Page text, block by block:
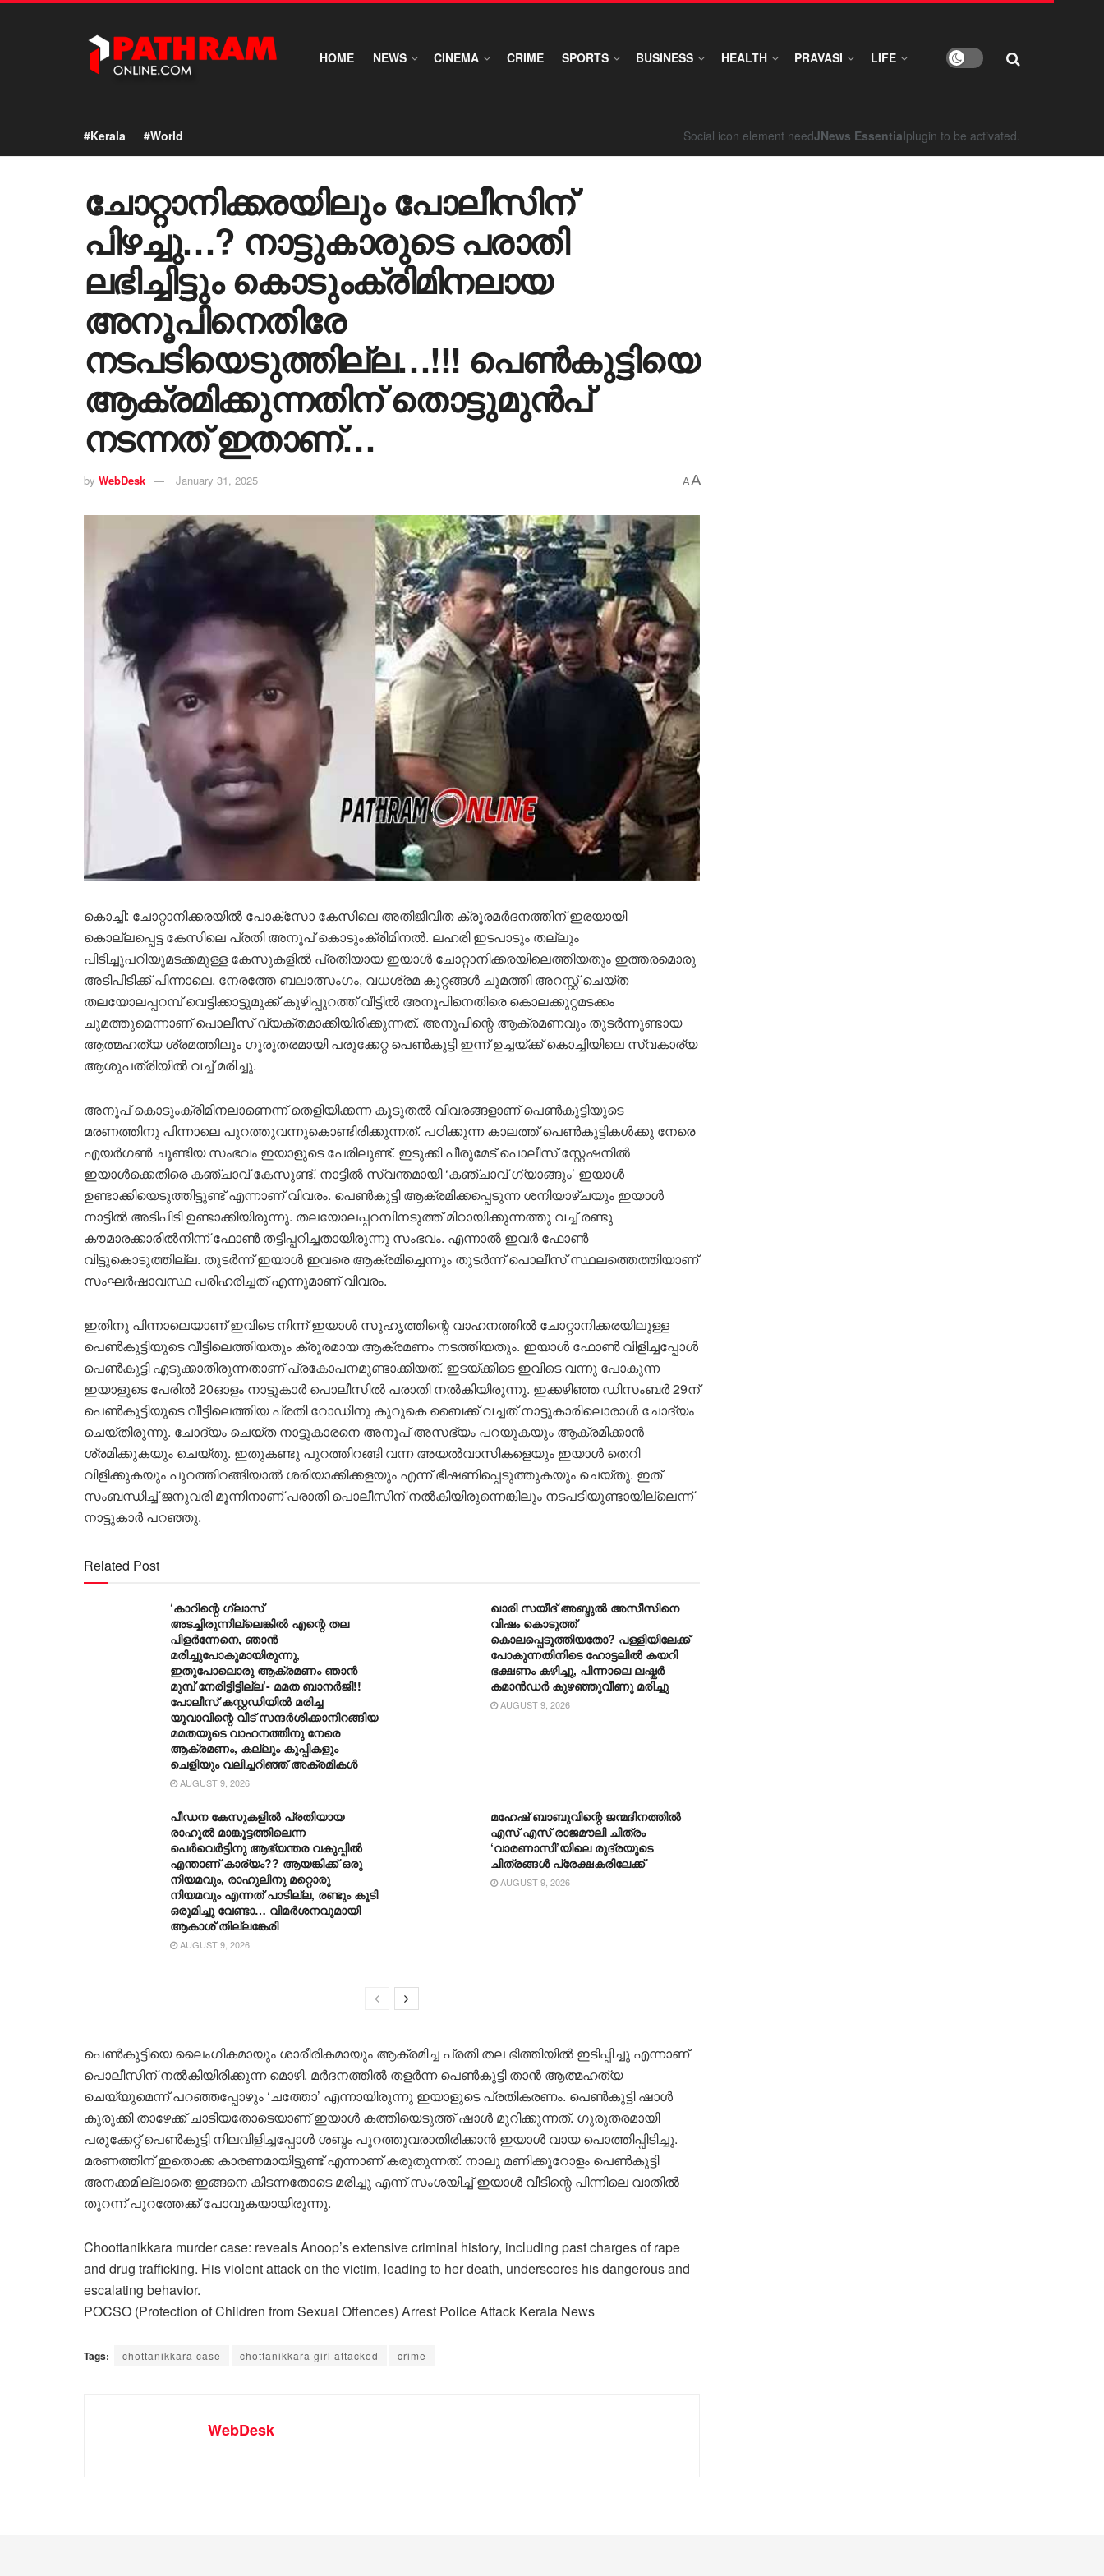
HOME NEWS CINEMA CRIME SPORTS BUSINESS HEALTH PRAVASI LIFE
#Kerala #World Social icon element needJNews Essentialplugin to be activated.
ചോറ്റാനിക്കരയിലും പോലീസിന്
പിഴച്ചു…? നാട്ടുകാരുടെ പരാതി
ലഭിച്ചിട്ടും കൊടുംക്രിമിനലായ
അനൂപിനെതിരേ
നടപടിയെടുത്തില്ല…!!! പെൺകുട്ടിയെ
ആക്രമിക്കുന്നതിന് തൊട്ടുമുൻപ്
നടന്നത് ഇതാണ്…
by WebDesk January 31, 2025 AA
കൊച്ചി: ചോറ്റാനിക്കരയിൽ പോക്സോ കേസിലെ അതിജീവിത ക്രൂരമർദനത്തിന് ഇരയായി
കൊല്ലപ്പെട്ട കേസിലെ പ്രതി അനൂപ് കൊടുംക്രിമിനൽ. ലഹരി ഇടപാടും തല്ലും
പിടിച്ചുപറിയുമടക്കമുള്ള കേസുകളിൽ പ്രതിയായ ഇയാൾ ചോറ്റാനിക്കരയിലെത്തിയതും ഇത്തരമൊരു
അടിപിടിക്ക് പിന്നാലെ. നേരത്തേ ബലാത്സംഗം, വധശ്രമ കുറ്റങ്ങൾ ചുമത്തി അറസ്റ്റ് ചെയ്ത
തലയോലപ്പറമ്പ് വെട്ടിക്കാട്ടുമുക്ക് കുഴിപ്പുറത്ത് വീട്ടിൽ അനൂപിനെതിരെ കൊലക്കുറ്റമടക്കം
ചുമത്തുമെന്നാണ് പൊലീസ് വ്യക്തമാക്കിയിരിക്കുന്നത്. അനൂപിന്റെ ആക്രമണവും തുടർന്നുണ്ടായ
ആത്മഹത്യ ശ്രമത്തിലും ഗുരുതരമായി പരുക്കേറ്റ പെൺകുട്ടി ഇന്ന് ഉച്ചയ്ക്ക് കൊച്ചിയിലെ സ്വകാര്യ
ആശുപത്രിയിൽ വച്ച് മരിച്ചു.
അനൂപ് കൊടുംക്രിമിനലാണെന്ന് തെളിയിക്കന്ന കൂടുതൽ വിവരങ്ങളാണ് പെൺകുട്ടിയുടെ
മരണത്തിനു പിന്നാലെ പുറത്തുവന്നുകൊണ്ടിരിക്കുന്നത്. പഠിക്കുന്ന കാലത്ത് പെൺകുട്ടികൾക്കു നേരെ
എയർഗൺ ചൂണ്ടിയ സംഭവം ഇയാളുടെ പേരിലുണ്ട്. ഇടുക്കി പീരുമേട് പൊലീസ് സ്റ്റേഷനിൽ
ഇയാൾക്കെതിരെ ക‍ഞ്ചാവ് കേസുണ്ട്. നാട്ടിൽ സ്വന്തമായി ‘കഞ്ചാവ് ഗ്യാങ്ങും’ ഇയാൾ
ഉണ്ടാക്കിയെടുത്തിട്ടുണ്ട് എന്നാണ് വിവരം. പെൺകുട്ടി ആക്രമിക്കപ്പെടുന്ന ശനിയാഴ്ചയും ഇയാൾ
നാട്ടിൽ അടിപിടി ഉണ്ടാക്കിയിരുന്നു. തലയോലപ്പറമ്പിനടുത്ത് മിഠായിക്കുന്നത്തു വച്ച് രണ്ടു
കൗമാരക്കാരിൽനിന്ന് ഫോൺ തട്ടിപ്പറിച്ചതായിരുന്നു സംഭവം. എന്നാൽ ഇവർ ഫോൺ
വിട്ടുകൊടുത്തില്ല. തുടർന്ന് ഇയാൾ ഇവരെ ആക്രമിച്ചെന്നും തുടർന്ന് പൊലീസ് സ്ഥലത്തെത്തിയാണ്
സംഘർഷാവസ്ഥ പരിഹരിച്ചത് എന്നുമാണ് വിവരം.
ഇതിനു പിന്നാലെയാണ് ഇവിടെ നിന്ന് ഇയാൾ സുഹൃത്തിന്റെ വാഹനത്തിൽ ചോറ്റാനിക്കരയിലുള്ള
പെൺകുട്ടിയുടെ വീട്ടിലെത്തിയതും ക്രൂരമായ ആക്രമണം നടത്തിയതും. ഇയാൾ ഫോൺ വിളിച്ചപ്പോൾ
പെൺകുട്ടി എടുക്കാതിരുന്നതാണ് പ്രകോപനമുണ്ടാക്കിയത്. ഇടയ്ക്കിടെ ഇവിടെ വന്നു പോകുന്ന
ഇയാളുടെ പേരിൽ 20ഓളം നാട്ടുകാർ പൊലീസിൽ പരാതി നൽകിയിരുന്നു. ഇക്കഴിഞ്ഞ ഡിസംബർ 29ന്
പെൺകുട്ടിയുടെ വീട്ടിലെത്തിയ പ്രതി റോഡിനു കുറുകെ ബൈക്ക് വച്ചത് നാട്ടുകാരിലൊരാൾ ചോദ്യം
ചെയ്തിരുന്നു. ചോദ്യം ചെയ്ത നാട്ടുകാരനെ അനൂപ് അസഭ്യം പറയുകയും ആക്രമിക്കാൻ
ശ്രമിക്കുകയും ചെയ്തു. ഇതുകണ്ടു പുറത്തിറങ്ങി വന്ന അയൽവാസികളെയും ഇയാള്‍ തെറി
വിളിക്കുകയും പുറത്തിറങ്ങിയാൽ ശരിയാക്കിക്കളയും എന്ന് ഭീഷണിപ്പെടുത്തുകയും ചെയ്തു. ഇത്
സംബന്ധിച്ച് ജനുവരി മൂന്നിനാണ് പരാതി പൊലീസിന് നൽകിയിരുന്നെങ്കിലും നടപടിയുണ്ടായില്ലെന്ന്
നാട്ടുകാർ പറഞ്ഞു.
Related Post
‘കാറിന്റെ ഗ്ലാസ്
അടച്ചിരുന്നില്ലെങ്കിൽ എന്റെ തല
പിളർന്നേനെ, ഞാൻ
മരിച്ചുപോകുമായിരുന്നു,
ഇതുപോലൊരു ആക്രമണം ഞാൻ
മുമ്പ് നേരിട്ടിട്ടില്ല’- മമത ബാനർജി!!
പോലീസ് കസ്റ്റഡിയിൽ മരിച്ച
യുവാവിന്റെ വീട് സന്ദർശിക്കാനിറങ്ങിയ
മമതയുടെ വാഹനത്തിനു നേരെ
ആക്രമണം, കല്ലും കുപ്പികളും
ചെളിയും വലിച്ചറിഞ്ഞ് അക്രമികൾ
AUGUST 9, 2026
ഖാരി സയീദ് അബ്ദുൽ അസീസിനെ
വിഷം കൊടുത്ത്
കൊലപ്പെടുത്തിയതോ? പള്ളിയിലേക്ക്
പോകുന്നതിനിടെ ഹോട്ടലിൽ കയറി
ഭക്ഷണം കഴിച്ചു, പിന്നാലെ ലഷ്കർ
കമാൻഡർ കുഴഞ്ഞുവീണു മരിച്ചു
AUGUST 9, 2026
പീഡന കേസുകളിൽ പ്രതിയായ
രാഹുൽ മാങ്കൂട്ടത്തിലെന്ന
പെർവെർട്ടിനു ആഭ്യന്തര വകുപ്പിൽ
എന്താണ് കാര്യം?? ആയങ്കിക്ക് ഒരു
നിയമവും, രാഹുലിനു മറ്റൊരു
നിയമവും എന്നത് പാടില്ല, രണ്ടും കൂടി
ഒരുമിച്ചു വേണ്ടാ… വിമര്‍ശനവുമായി
ആകാശ് തില്ലങ്കേരി
AUGUST 9, 2026
മഹേഷ് ബാബുവിന്റെ ജന്മദിനത്തിൽ
എസ് എസ് രാജമൗലി ചിത്രം
‘വാരണാസി’യിലെ രുദ്രയുടെ
ചിത്രങ്ങൾ പ്രേക്ഷകരിലേക്ക്
AUGUST 9, 2026
പെൺകുട്ടിയെ ലൈംഗികമായും ശാരീരികമായും ആക്രമിച്ച പ്രതി തല ഭിത്തിയിൽ ഇടിപ്പിച്ചു എന്നാണ്
പൊലീസിന് നൽകിയിരിക്കുന്ന മൊഴി. മർദനത്തിൽ തളർന്ന പെണ്‍കുട്ടി താൻ ആത്മഹത്യ
ചെയ്യുമെന്ന് പറഞ്ഞപ്പോഴും ‘ചത്തോ’ എന്നായിരുന്നു ഇയാളുടെ പ്രതികരണം. പെൺകുട്ടി ഷാൾ
കുരുക്കി താഴേക്ക് ചാടിയതോടെയാണ് ഇയാൾ കത്തിയെടുത്ത് ഷാൾ മുറിക്കുന്നത്. ഗുരുതരമായി
പരുക്കേറ്റ് പെൺകുട്ടി നിലവിളിച്ചപ്പോൾ ശബ്ദം പുറത്തുവരാതിരിക്കാൻ ഇയാൾ വായ പൊത്തിപ്പിടിച്ചു.
മരണത്തിന് ഇതൊക്ക കാരണമായിട്ടുണ്ട് എന്നാണ് കരുതുന്നത്. നാലു മണിക്കൂറോളം പെൺകുട്ടി
അനക്കമില്ലാതെ ഇങ്ങനെ കിടന്നതോടെ മരിച്ചു എന്ന് സംശയിച്ച് ഇയാൾ വീടിന്റെ പിന്നിലെ വാതിൽ
തുറന്ന് പുറത്തേക്ക് പോവുകയായിരുന്നു.
Choottanikkara murder case: reveals Anoop’s extensive criminal history, including past charges of rape
and drug trafficking. His violent attack on the victim, leading to her death, underscores his dangerous and
escalating behavior.
POCSO (Protection of Children from Sexual Offences) Arrest Police Attack Kerala News
Tags: chottanikkara case chottanikkara girl attacked crime
WebDesk